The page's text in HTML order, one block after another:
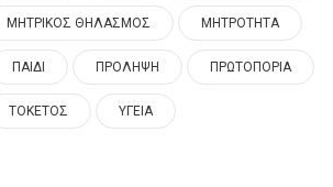
ΜΗΤΡΙΚΟΣ ΘΗΛΑΣΜΟΣ ΜΗΤΡΟΤΗΤΑ
ΠΑΙΔΙ ΠΡΟΛΗΨΗ ΠΡΩΤΟΠΟΡΙΑ
ΤΟΚΕΤΟΣ ΥΓΕΙΑ